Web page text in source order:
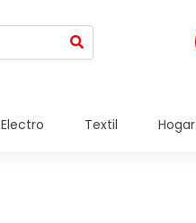
Electro Textil Hogar